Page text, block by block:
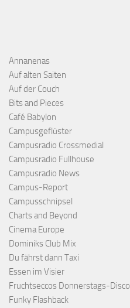
Annanenas
Auf alten Saiten
Auf der Couch
Bits and Pieces
Café Babylon
Campusgeflüster
Campusradio Crossmedial
Campusradio Fullhouse
Campusradio News
Campus-Report
Campusschnipsel
Charts and Beyond
Cinema Europe
Dominiks Club Mix
Du fährst dann Taxi
Essen im Visier
Fruchtseccos Donnerstags-Disco
Funky Flashback